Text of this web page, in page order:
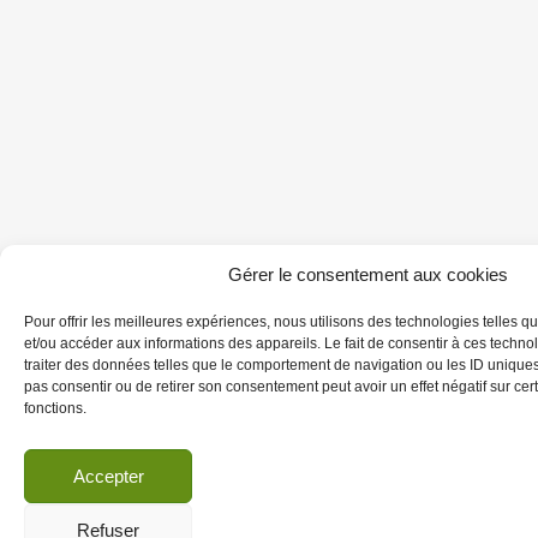
Gérer le consentement aux cookies
Pour offrir les meilleures expériences, nous utilisons des technologies telles
et/ou accéder aux informations des appareils. Le fait de consentir à ces
traiter des données telles que le comportement de navigation ou les ID
pas consentir ou de retirer son consentement peut avoir un effet négatif sur
fonctions.
Accepter
Refuser